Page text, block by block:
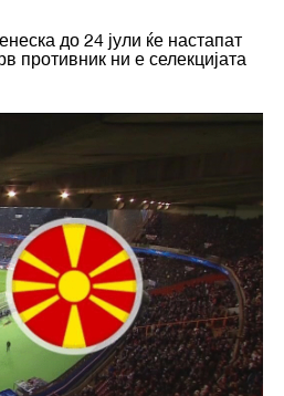
до 24 јули ќе настапат
ни е селекцијата